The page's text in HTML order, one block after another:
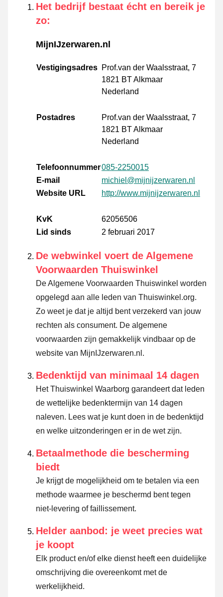
Het bedrijf bestaat écht en bereik je
zo:
MijnIJzerwaren.nl
Vestigingsadres Prof.van der Waalsstraat, 7
1821 BT Alkmaar
Nederland
Postadres
Prof.van der Waalsstraat, 7
1821 BT Alkmaar
Nederland
Telefoonnummer085-2250015
E-mail
michiel@mijnijzerwaren.nl
Website URL
http://www.mijnijzerwaren.nl
KvK
62056506
Lid sinds
2 februari 2017
De webwinkel voert de Algemene
Voorwaarden Thuiswinkel
De Algemene Voorwaarden Thuiswinkel worden
opgelegd aan alle leden van Thuiswinkel.org.
Zo weet je dat je altijd bent verzekerd van jouw
rechten als consument. De algemene
voorwaarden zijn gemakkelijk vindbaar op de
website van MijnIJzerwaren.nl.
Bedenktijd van minimaal 14 dagen
Het Thuiswinkel Waarborg garandeert dat leden
de wettelijke bedenktermijn van 14 dagen
naleven. Lees wat je kunt doen in de bedenktijd
en welke uitzonderingen er in de wet zijn.
Betaalmethode die bescherming
biedt
Je krijgt de mogelijkheid om te betalen via een
methode waarmee je beschermd bent tegen
niet-levering of faillissement.
Helder aanbod: je weet precies wat
je koopt
Elk product en/of elke dienst heeft een duidelijke
omschrijving die overeenkomt met de
werkelijkheid.